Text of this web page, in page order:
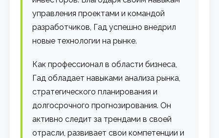
управления проектами и командой
разработчиков, Гад успешно внедрил
новые технологии на рынке.
Как профессионал в области бизнеса,
Гад обладает навыками анализа рынка,
стратегического планирования и
долгосрочного прогнозирования. Он
активно следит за трендами в своей
отрасли, развивает свои компетенции и